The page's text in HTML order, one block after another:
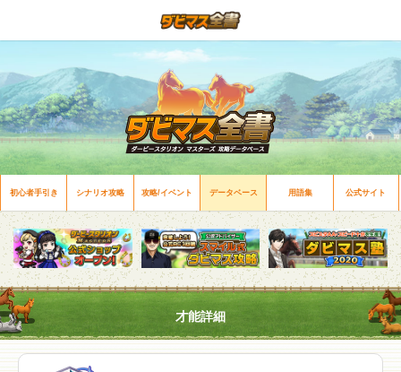
初心者手引き シナリオ攻略 攻略/イベント データベース 用語集 公式サイト
才能詳細